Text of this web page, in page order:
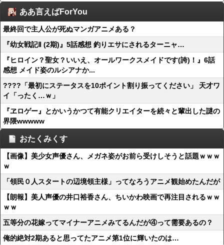
ああ言えばForYou
最終回で主人公が死ぬマンガアニメある？
『幼女戦記Ⅱ (2期)』5話感想 釣りエサにされるターニャ…
『ヒロイン？聖女？いいえ、オールワークスメイドです(誇)！』6話
感想 メイド姿のルシアナか...
????「最初にステータスを10ポイント割り振ってください」 天才ワ
イ「ったく…ｗ」
『ヱロゲー』とかいうかつて有能クリエイターを続々と輩出した謎の
界隈wwwww
おたくみくす
【画像】美少女声優さん、メガネ姿がお前ら受けしそうと話題ｗｗｗ
ｗ
「領民０人スタートの辺境領主様」ってなろうアニメ観始めたんだが
【朗報】美人声優の井口裕香さん、ちいかわ映画で再注目されるｗｗ
ｗｗ
五等分の花嫁ってマイナーアニメみてるんだが④って需要あるの？
俺的絶対2期あると思ってたアニメ第1位に輝いたのは…